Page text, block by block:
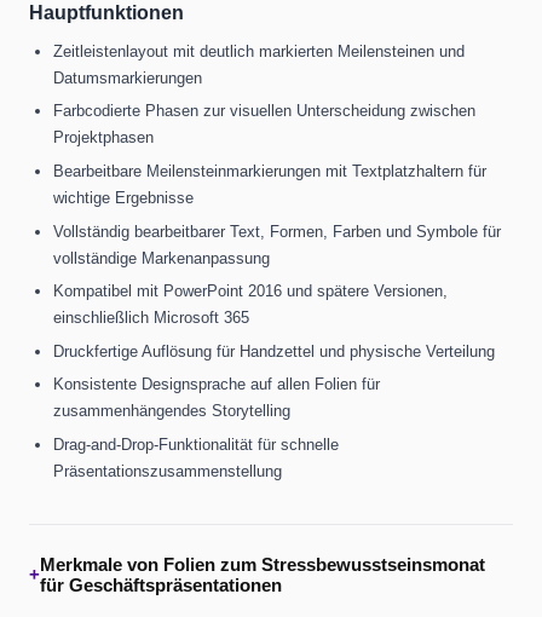
Hauptfunktionen
Zeitleistenlayout mit deutlich markierten Meilensteinen und
Datumsmarkierungen
Farbcodierte Phasen zur visuellen Unterscheidung zwischen
Projektphasen
Bearbeitbare Meilensteinmarkierungen mit Textplatzhaltern für
wichtige Ergebnisse
Vollständig bearbeitbarer Text, Formen, Farben und Symbole für
vollständige Markenanpassung
Kompatibel mit PowerPoint 2016 und spätere Versionen,
einschließlich Microsoft 365
Druckfertige Auflösung für Handzettel und physische Verteilung
Konsistente Designsprache auf allen Folien für
zusammenhängendes Storytelling
Drag-and-Drop-Funktionalität für schnelle
Präsentationszusammenstellung
+Merkmale von Folien zum Stressbewusstseinsmonat
für Geschäftspräsentationen